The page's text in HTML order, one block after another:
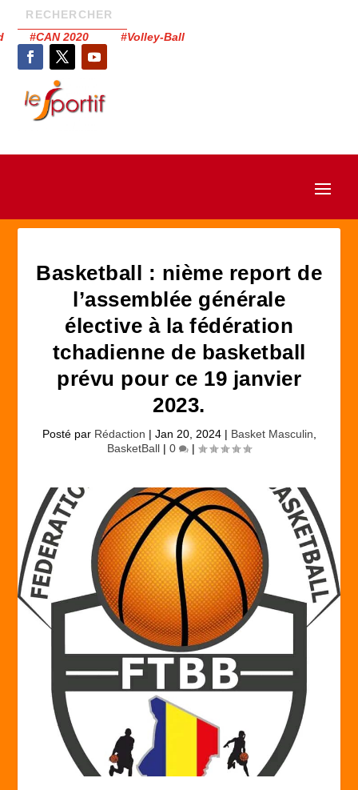
#CAN 2020 #Volley-Ball
Basketball : nième report de
l’assemblée générale
élective à la fédération
tchadienne de basketball
prévu pour ce 19 janvier
2023.
Posté par Rédaction | Jan 20, 2024| Basket Masculin
BasketBall | 0 |